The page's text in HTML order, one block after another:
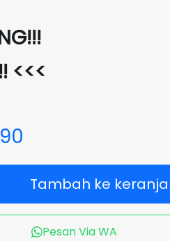
<<<
Tambah ke
Pesan Via WA